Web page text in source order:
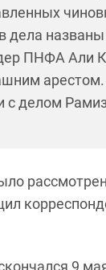
дела
ПНФА Али
делом
9